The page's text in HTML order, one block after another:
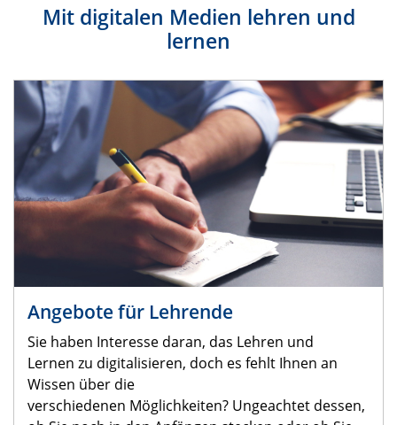
Mit digitalen Medien lehren und
lernen
Angebote für Lehrende
Sie haben Interesse daran, das Lehren und
Lernen zu digitalisieren, doch es fehlt Ihnen an
Wissen über die
verschiedenen Möglichkeiten? Ungeachtet dessen,